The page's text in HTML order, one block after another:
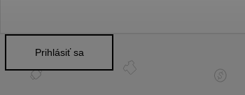
Prihlásiť sa